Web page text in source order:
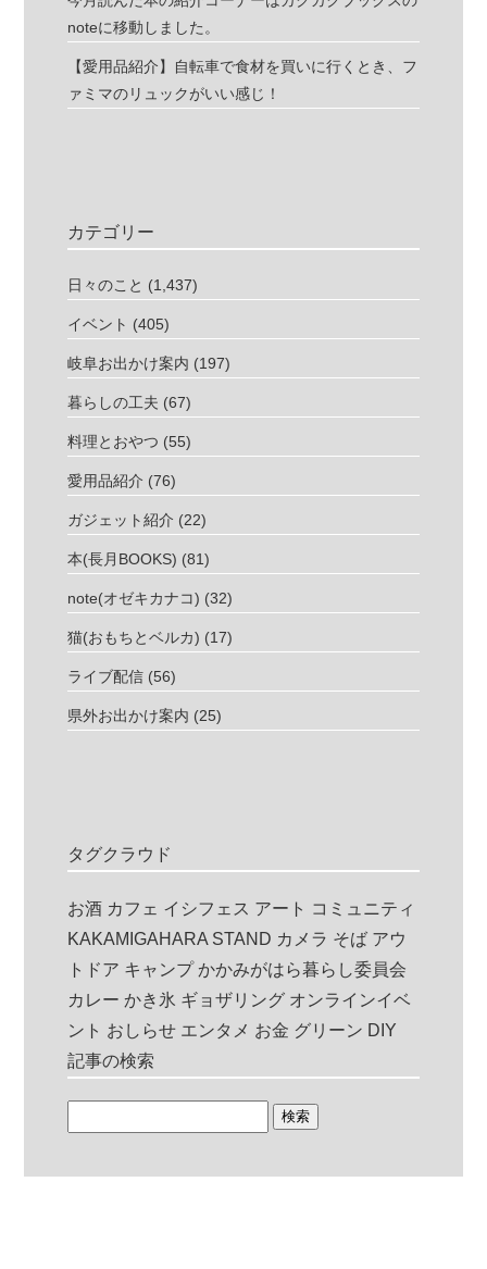
noteに移動しました。
【愛用品紹介】自転車で食材を買いに行くとき、フ
ァミマのリュックがいい感じ！
カテゴリー
日々のこと (1,437)
イベント (405)
岐阜お出かけ案内 (197)
暮らしの工夫 (67)
料理とおやつ (55)
愛用品紹介 (76)
ガジェット紹介 (22)
本(長月BOOKS) (81)
note(オゼキカナコ) (32)
猫(おもちとベルカ) (17)
ライブ配信 (56)
県外お出かけ案内 (25)
タグクラウド
お酒 カフェ イシフェス アート コミュニティ
KAKAMIGAHARA STAND カメラ そば アウ
トドア キャンプ かかみがはら暮らし委員会
カレー かき氷 ギョザリング オンラインイベ
ント おしらせ エンタメ お金 グリーン DIY
記事の検索